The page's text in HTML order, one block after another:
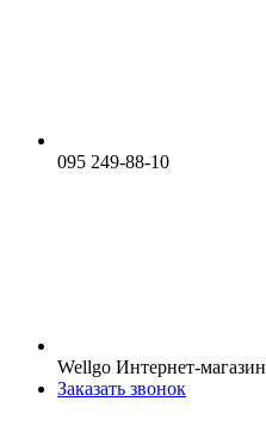
095 249-88-10
Wellgo Интернет-магазин
Заказать звонок